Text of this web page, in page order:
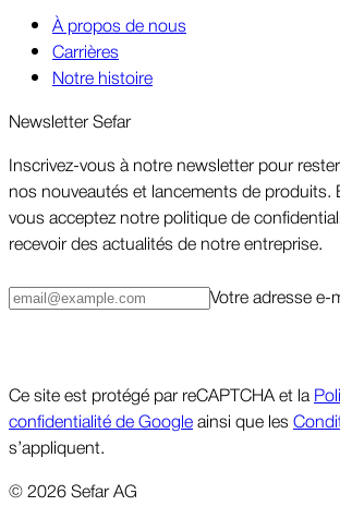
À propos de nous
Carrières
Notre histoire
Newsletter Sefar
Inscrivez-vous à notre newsletter pour
nos nouveautés et lancements de produits.
vous acceptez notre politique de
recevoir des actualités de notre entre­prise.
Votre adresse e-
Ce site est protégé par reCAPTCHA et la
confidentialité de Googleainsi que les
s’appliquent.
©2026Sefar AG